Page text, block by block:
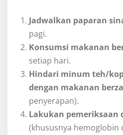
Jadwalkan paparan
pagi.
Konsumsi makanan
setiap hari.
Hindari minum teh/
dengan makanan
penyerapan).
Lakukan pemeriksaan
(khususnya hemoglobin